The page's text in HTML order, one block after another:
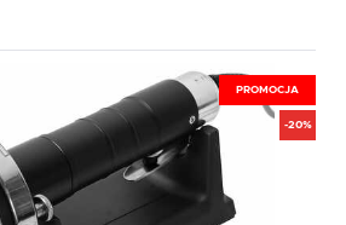
PROMOCJA
-20%